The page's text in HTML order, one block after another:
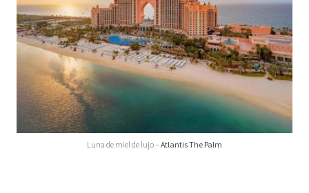
Luna de miel de lujo – Atlantis The Palm